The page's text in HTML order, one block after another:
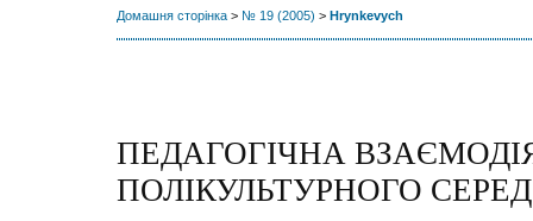
Домашня сторінка > № 19 (2005) > Hrynkevych
ПЕДАГОГІЧНА
ПОЛІКУЛЬТУРНОГО